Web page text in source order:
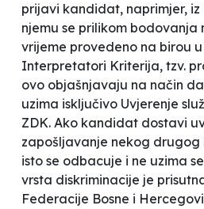
prijavi kandidat, naprimjer, iz
njemu se prilikom bodovanja
vrijeme provedeno na birou
Interpretatori Kriterija, tzv.
ovo objašnjavaju na način
uzima isključivo Uvjerenje
ZDK. Ako kandidat dostavi
zapošljavanje nekog
isto se odbacuje i ne uzima
vrsta diskriminacije je
Federacije Bosne i